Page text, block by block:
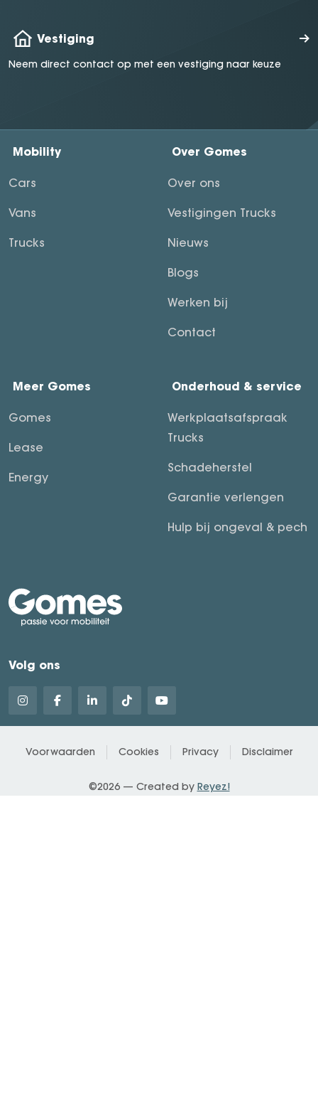
Vestiging
Neem direct contact op met een vestiging naar keuze
Mobility
Cars
Vans
Trucks
Over Gomes
Over ons
Vestigingen Trucks
Nieuws
Blogs
Werken bij
Contact
Meer Gomes
Gomes
Lease
Energy
Onderhoud & service
Werkplaatsafspraak
Trucks
Schadeherstel
Garantie verlengen
Hulp bij ongeval & pech
Volg ons
Voorwaarden Cookies Privacy Disclaimer
©2026 — Created by Reyez!